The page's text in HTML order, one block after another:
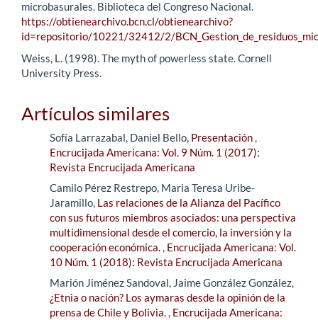
microbasurales. Biblioteca del Congreso Nacional.
https://obtienearchivo.bcn.cl/obtienearchivo?
id=repositorio/10221/32412/2/
Weiss, L. (1998). The myth of powerless state. Cornell
University Press.
Artículos similares
Sofía Larrazabal, Daniel Bello, Presentación,
Encrucijada Americana: Vol. 9 Núm. 1 (2017):
Revista Encrucijada Americana
Camilo Pérez Restrepo, Maria Teresa Uribe-
Jaramillo, Las relaciones de la Alianza del Pacífico
con sus futuros miembros asociados: una perspectiva
multidimensional desde el comercio, la inversión y la
cooperación económica., Encrucijada Americana: Vol.
10 Núm. 1 (2018): Revista Encrucijada Americana
Marión Jiménez Sandoval, Jaime González González,
¿Etnia o nación? Los aymaras desde la opinión de la
prensa de Chile y Bolivia., Encrucijada Americana: